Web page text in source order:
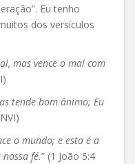
Eu tenho
dos versículos
mas vence o mal com
tende bom ânimo; Eu
o mundo; e esta é a
fé.” (1 João 5:4